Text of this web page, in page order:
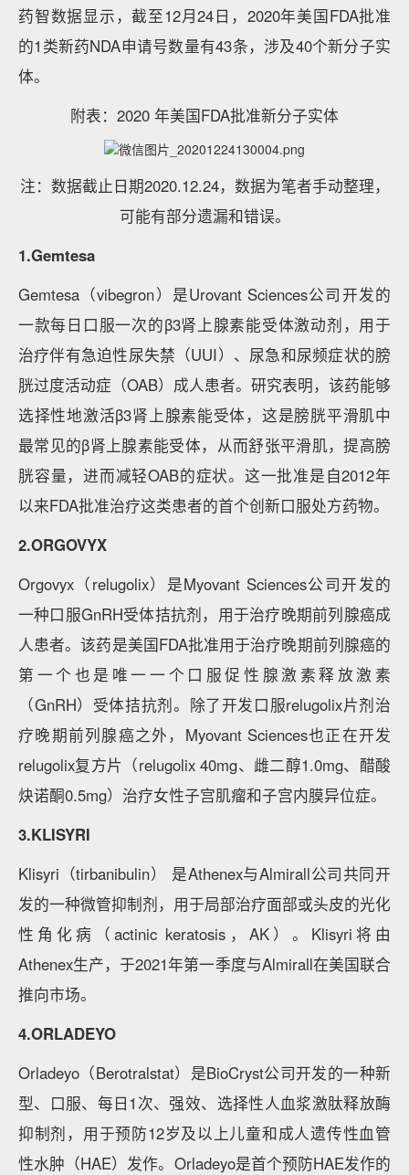
药智数据显示，截至12月24日，2020年美国FDA批准
的1类新药NDA申请号数量有43条，涉及40个新分子实
体。
附表：2020 年美国FDA批准新分子实体
注：数据截止日期2020.12.24，数据为笔者手动整理，
可能有部分遗漏和错误。
1.Gemtesa
Gemtesa（vibegron）是Urovant Sciences公司开发的
一款每日口服一次的β3肾上腺素能受体激动剂，用于
治疗伴有急迫性尿失禁（UUI）、尿急和尿频症状的膀
胱过度活动症（OAB）成人患者。研究表明，该药能够
选择性地激活β3肾上腺素能受体，这是膀胱平滑肌中
最常见的β肾上腺素能受体，从而舒张平滑肌，提高膀
胱容量，进而减轻OAB的症状。这一批准是自2012年
以来FDA批准治疗这类患者的首个创新口服处方药物。
2.ORGOVYX
Orgovyx（relugolix）是Myovant Sciences公司开发的
一种口服GnRH受体拮抗剂，用于治疗晚期前列腺癌成
人患者。该药是美国FDA批准用于治疗晚期前列腺癌的
第一个也是唯一一个口服促性腺激素释放激素
（GnRH）受体拮抗剂。除了开发口服relugolix片剂治
疗晚期前列腺癌之外，Myovant Sciences也正在开发
relugolix复方片（relugolix 40mg、雌二醇1.0mg、醋酸
炔诺酮0.5mg）治疗女性子宫肌瘤和子宫内膜异位症。
3.KLISYRI
Klisyri（tirbanibulin） 是Athenex与Almirall公司共同开
发的一种微管抑制剂，用于局部治疗面部或头皮的光化
性角化病（actinic keratosis，AK）。Klisyri将由
Athenex生产，于2021年第一季度与Almirall在美国联合
推向市场。
4.ORLADEYO
Orladeyo（Berotralstat）是BioCryst公司开发的一种新
型、口服、每日1次、强效、选择性人血浆激肽释放酶
抑制剂，用于预防12岁及以上儿童和成人遗传性血管
性水肿（HAE）发作。Orladeyo是首个预防HAE发作的